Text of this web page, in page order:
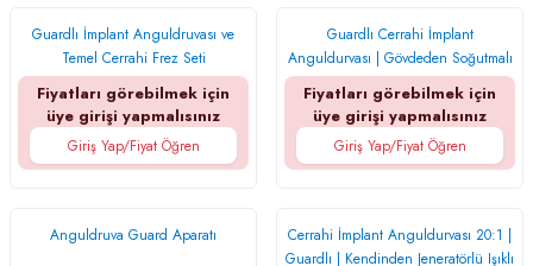
Guardlı İmplant Anguldruvası ve
Temel Cerrahi Frez Seti
Fiyatları görebilmek için
üye girişi yapmalısınız
Giriş Yap/Fiyat Öğren
Guardlı Cerrahi İmplant
Anguldurvası | Gövdeden Soğutmalı
- Işıksız
Fiyatları görebilmek için
üye girişi yapmalısınız
Giriş Yap/Fiyat Öğren
Anguldruva Guard Aparatı
Cerrahi İmplant Anguldurvası 20:1 |
Guardlı | Kendinden Jeneratörlü Işıklı